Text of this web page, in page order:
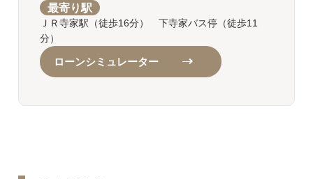
最寄り駅
ＪＲ寺家駅（徒歩16分） 下寺家バス停（徒歩11
分）
ローンシミュレーター